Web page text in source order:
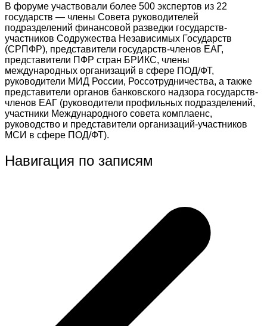
В форуме участвовали более 500 экспертов из 22
государств — члены Совета руководителей
подразделений финансовой разведки государств-
участников Содружества Независимых Государств
(СРПФР), представители государств-членов ЕАГ,
представители ПФР стран БРИКС, члены
международных организаций в сфере ПОД/ФТ,
руководители МИД России, Россотрудничества, а также
представители органов банковского надзора государств-
членов ЕАГ (руководители профильных подразделений,
участники Международного совета комплаенс,
руководство и представители организаций-участников
МСИ в сфере ПОД/ФТ).
Навигация по записям